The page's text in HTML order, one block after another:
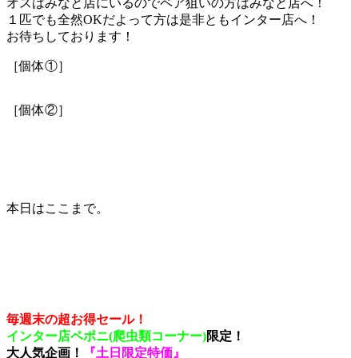
１匹でも全然OKだよって方は是非ともインター店へ！
お待ちしております！
［個体①］
［個体②］
本日はここまで。
毎週末の超お得セール！
インター店ペポニ(爬虫類コーナー)限定！
大人気企画！
『土日限定特価』